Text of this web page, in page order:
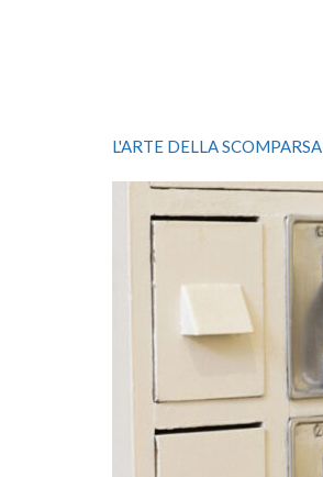
L'ARTE DELLA SCOMPARSA